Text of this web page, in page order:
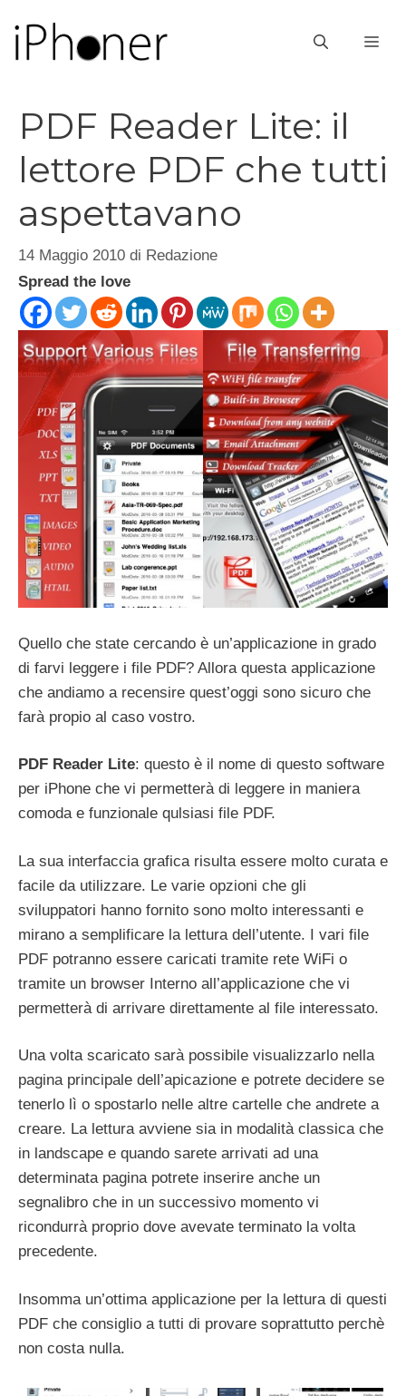
contenuto
PDF Reader Lite: il
lettore PDF che tutti
aspettavano
14 Maggio 2010 di Redazione
Spread the love
Quello che state cercando è un’applicazione in grado
di farvi leggere i file PDF? Allora questa applicazione
che andiamo a recensire quest’oggi sono sicuro che
farà propio al caso vostro.
PDF Reader Lite: questo è il nome di questo software
per iPhone che vi permetterà di leggere in maniera
comoda e funzionale qulsiasi file PDF.
La sua interfaccia grafica risulta essere molto curata e
facile da utilizzare. Le varie opzioni che gli
sviluppatori hanno fornito sono molto interessanti e
mirano a semplificare la lettura dell’utente. I vari file
PDF potranno essere caricati tramite rete WiFi o
tramite un browser Interno all’applicazione che vi
permetterà di arrivare direttamente al file interessato.
Una volta scaricato sarà possibile visualizzarlo nella
pagina principale dell’apicazione e potrete decidere se
tenerlo lì o spostarlo nelle altre cartelle che andrete a
creare. La lettura avviene sia in modalità classica che
in landscape e quando sarete arrivati ad una
determinata pagina potrete inserire anche un
segnalibro che in un successivo momento vi
ricondurrà proprio dove avevate terminato la volta
precedente.
Insomma un’ottima applicazione per la lettura di questi
PDF che consiglio a tutti di provare soprattutto perchè
non costa nulla.